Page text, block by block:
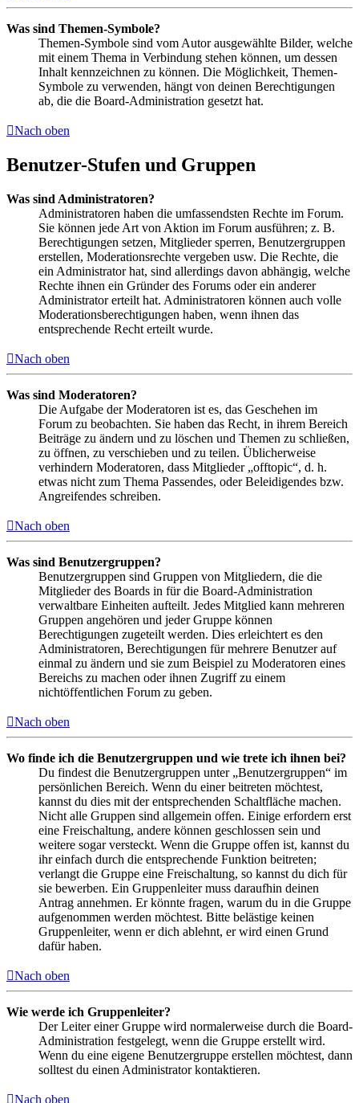
Was sind Themen-Symbole?
Themen-Symbole sind vom Autor ausgewählte Bilder, welche
mit einem Thema in Verbindung stehen können, um dessen
Inhalt kennzeichnen zu können. Die Möglichkeit, Themen-
Symbole zu verwenden, hängt von deinen Berechtigungen
ab, die die Board-Administration gesetzt hat.
Nach oben
Benutzer-Stufen und Gruppen
Was sind Administratoren?
Administratoren haben die umfassendsten Rechte im Forum.
Sie können jede Art von Aktion im Forum ausführen; z. B.
Berechtigungen setzen, Mitglieder sperren, Benutzergruppen
erstellen, Moderationsrechte vergeben usw. Die Rechte, die
ein Administrator hat, sind allerdings davon abhängig, welche
Rechte ihnen ein Gründer des Forums oder ein anderer
Administrator erteilt hat. Administratoren können auch volle
Moderationsberechtigungen haben, wenn ihnen das
entsprechende Recht erteilt wurde.
Nach oben
Was sind Moderatoren?
Die Aufgabe der Moderatoren ist es, das Geschehen im
Forum zu beobachten. Sie haben das Recht, in ihrem Bereich
Beiträge zu ändern und zu löschen und Themen zu schließen,
zu öffnen, zu verschieben und zu teilen. Üblicherweise
verhindern Moderatoren, dass Mitglieder „offtopic“, d. h.
etwas nicht zum Thema Passendes, oder Beleidigendes bzw.
Angreifendes schreiben.
Nach oben
Was sind Benutzergruppen?
Benutzergruppen sind Gruppen von Mitgliedern, die die
Mitglieder des Boards in für die Board-Administration
verwaltbare Einheiten aufteilt. Jedes Mitglied kann mehreren
Gruppen angehören und jeder Gruppe können
Berechtigungen zugeteilt werden. Dies erleichtert es den
Administratoren, Berechtigungen für mehrere Benutzer auf
einmal zu ändern und sie zum Beispiel zu Moderatoren eines
Bereichs zu machen oder ihnen Zugriff zu einem
nichtöffentlichen Forum zu geben.
Nach oben
Wo finde ich die Benutzergruppen und wie trete ich ihnen bei?
Du findest die Benutzergruppen unter „Benutzergruppen“ im
persönlichen Bereich. Wenn du einer beitreten möchtest,
kannst du dies mit der entsprechenden Schaltfläche machen.
Nicht alle Gruppen sind allgemein offen. Einige erfordern erst
eine Freischaltung, andere können geschlossen sein und
weitere sogar versteckt. Wenn die Gruppe offen ist, kannst du
ihr einfach durch die entsprechende Funktion beitreten;
verlangt die Gruppe eine Freischaltung, so kannst du dich für
sie bewerben. Ein Gruppenleiter muss daraufhin deinen
Antrag annehmen. Er könnte fragen, warum du in die Gruppe
aufgenommen werden möchtest. Bitte belästige keinen
Gruppenleiter, wenn er dich ablehnt, er wird einen Grund
dafür haben.
Nach oben
Wie werde ich Gruppenleiter?
Der Leiter einer Gruppe wird normalerweise durch die Board-
Administration festgelegt, wenn die Gruppe erstellt wird.
Wenn du eine eigene Benutzergruppe erstellen möchtest, dann
solltest du einen Administrator kontaktieren.
Nach oben